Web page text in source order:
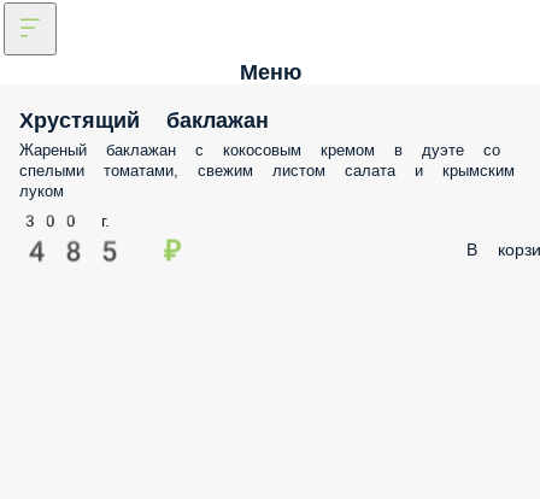
Меню
Хрустящий баклажан
Жареный баклажан с кокосовым кремом в дуэте со
спелыми томатами, свежим листом салата и крымским
луком
300 г.
485 ₽ В